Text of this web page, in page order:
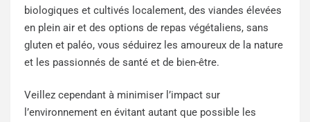
biologiques et cultivés localement, des viandes élevées
en plein air et des options de repas végétaliens, sans
gluten et paléo, vous séduirez les amoureux de la nature
et les passionnés de santé et de bien-être.
Veillez cependant à minimiser l’impact sur
l’environnement en évitant autant que possible les